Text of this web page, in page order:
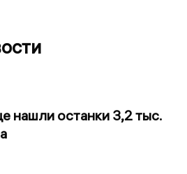
нашли останки 3,2 тыс.